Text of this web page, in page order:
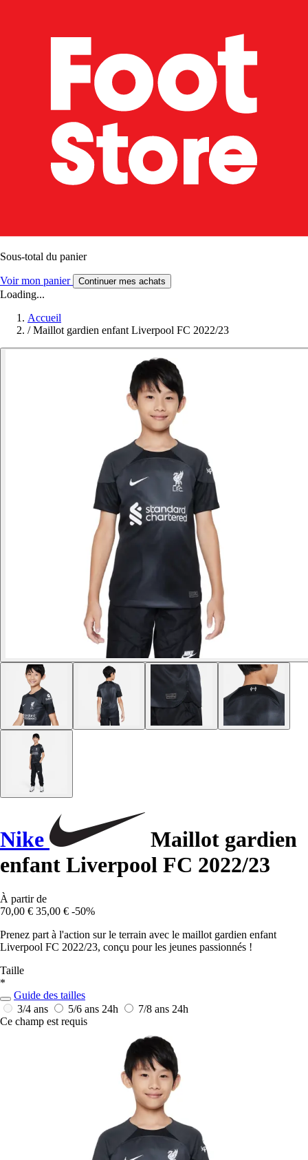
Sous-total du panier
Voir mon panier Continuer mes achats
Loading...
Accueil
/ Maillot gardien enfant Liverpool FC 2022/23
Nike
Maillot gardien
enfant Liverpool FC 2022/23
À partir de
70,00 € 35,00 € -50%
Prenez part à l'action sur le terrain avec le maillot gardien enfant
Liverpool FC 2022/23, conçu pour les jeunes passionnés !
Taille
*
Guide des tailles
3/4 ans
5/6 ans 24h 7/8 ans 24h
Ce champ est requis